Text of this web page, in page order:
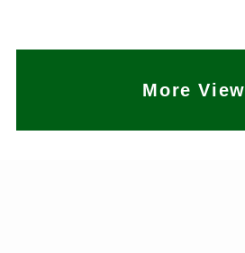
More View